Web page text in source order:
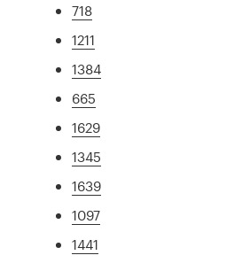
718
1211
1384
665
1629
1345
1639
1097
1441